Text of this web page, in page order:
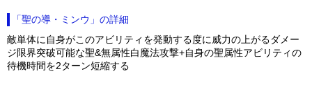
「聖の導・ミンウ」の詳細
敵単体に自身がこのアビリティを発動する度に威力の上がるダメー
ジ限界突破可能な聖&無属性白魔法攻撃+自身の聖属性アビリティの
待機時間を2ターン短縮する